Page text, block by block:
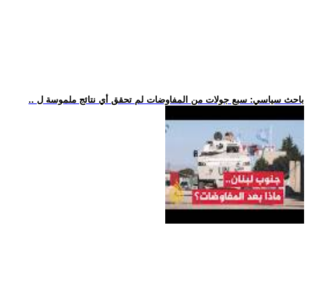
.. باحث سياسي: سبع جولات من المفاوضات لم تحقق أي نتائج ملموسة ل